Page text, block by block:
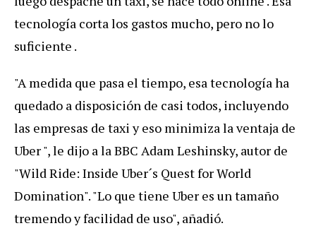
tecnología corta los gastos mucho, pero no lo
suficiente .
"A medida que pasa el tiempo, esa tecnología ha
quedado a disposición de casi todos, incluyendo
las empresas de taxi y eso minimiza la ventaja de
Uber ", le dijo a la BBC Adam Leshinsky, autor de
"Wild Ride: Inside Uber´s Quest for World
Domination". "Lo que tiene Uber es un tamaño
tremendo y facilidad de uso", añadió.